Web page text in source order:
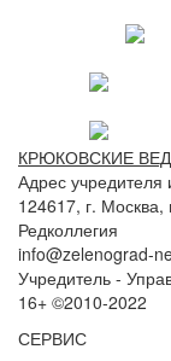
КРЮКОВСКИЕ
Адрес учредителя
124617, г. Москва,
Редколлегия
info@zelenograd-
Учредитель -
16+ ©2010-2022
СЕРВИС